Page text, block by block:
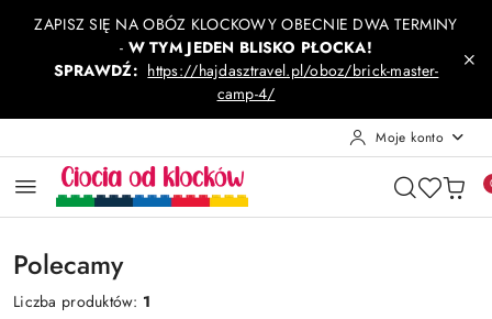
Przejdź do treści głównej
Przejdź do wyszukiwarki
Przejdź do moje konto
Przejdź do menu głównego
Przejdź do stopki
ZAPISZ SIĘ NA OBÓZ KLOCKOWY OBECNIE DWA TERMINY
- W TYM JEDEN BLISKO PŁOCKA!
SPRAWDŹ: https://hajdasztravel.pl/oboz/brick-master-
camp-4/
Moje konto
Polecamy
Liczba produktów: 1